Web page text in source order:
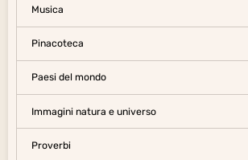
Musica
Pinacoteca
Paesi del mondo
Immagini natura e universo
Proverbi